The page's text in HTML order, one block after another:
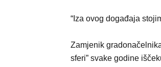
“Iza ovog događaja
Zamjenik
sferi” svake godine